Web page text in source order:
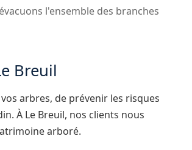
l'ensemble des branches
Breuil
arbres, de prévenir les risques
À Le Breuil, nos clients nous
arboré.